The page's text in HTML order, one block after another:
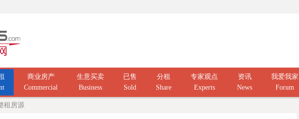
商业房产
Commercial
生意买卖
Business
已售
Sold
分租
Share
专家观点
Experts
资讯
News
我爱我家
Forum
租房源